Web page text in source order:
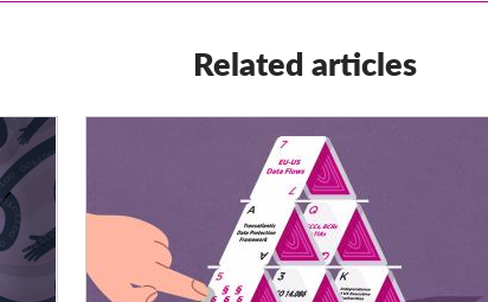
Related articles